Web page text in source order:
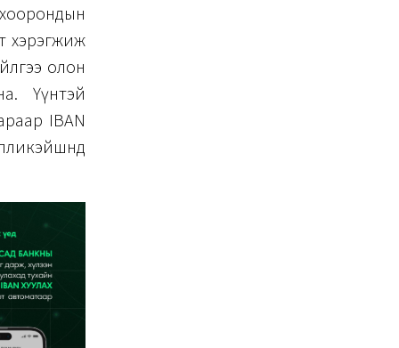
хэрэгжиж
олон
Үүнтэй
IBAN